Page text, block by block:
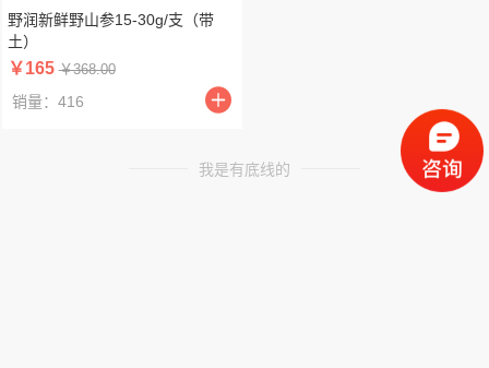
野润新鲜野山参15-30g/支（带
土）
￥165￥368.00
销量：416
我是有底线的